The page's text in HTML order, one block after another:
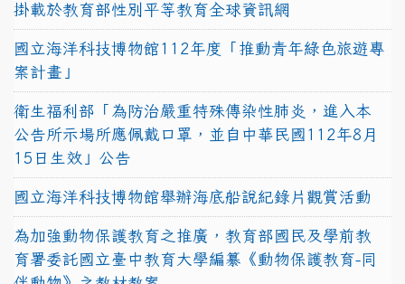
掛載於教育部性別平等教育全球資訊網
國立海洋科技博物館112年度「推動青年綠色旅遊專
案計畫」
衛生福利部「為防治嚴重特殊傳染性肺炎，進入本
公告所示場所應佩戴口罩，並自中華民國112年8月
15日生效」公告
國立海洋科技博物館舉辦海底船說紀錄片觀賞活動
為加強動物保護教育之推廣，教育部國民及學前教
育署委託國立臺中教育大學編纂《動物保護教育-同